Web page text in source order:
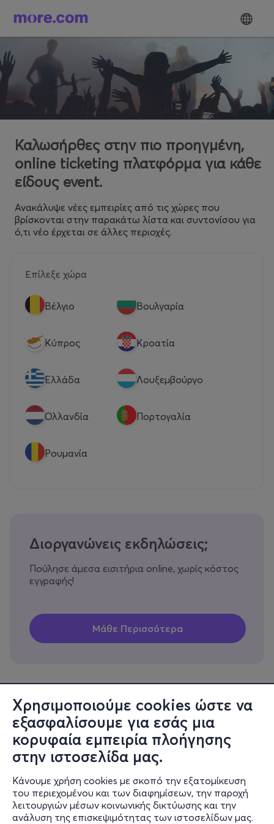
Χρησιμοποιούμε cookies ώστε να
εξασφαλίσουμε για εσάς μια
κορυφαία εμπειρία πλοήγησης
στην ιστοσελίδα μας.
Κάνουμε χρήση cookies με σκοπό την εξατομίκευση
του περιεχομένου και των διαφημίσεων, την παροχή
λειτουργιών μέσων κοινωνικής δικτύωσης και την
ανάλυση της επισκεψιμότητας των ιστοσελίδων μας.
Καλωσήρθες στην πιο προηγμένη,
online ticketing πλατφόρμα για κάθε
είδους event.
Ανακάλυψε νέες εμπειρίες από τις χώρες που
βρίσκονται στην παρακάτω λίστα και συντονίσου για
ό,τι νέο έρχεται σε άλλες περιοχές.
Επίλεξε χώρα
Βέλγιο Βουλγαρία
Κύπρος Κροατία
Eλλάδα Λουξεμβούργο
Ολλανδία Πορτογαλία
Ρουμανία
Διοργανώνεις εκδηλώσεις;
Πούλησε άμεσα εισιτήρια online, χωρίς κόστος
εγγραφής!
Πληροφορίες
Υποστήριξη
Stay Connected